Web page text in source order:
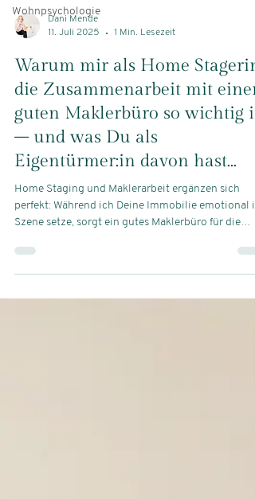
Wohnpsychologie
Dani Mende
11. Juli 2025
1 Min. Lesezeit
Warum mir als Home Stagerin
die Zusammenarbeit mit
guten Maklerbüro so wichtig
– und was Du als
Eigentürmer:in davon hast...
Home Staging und Maklerarbeit ergänzen sich
perfekt: Während ich Deine Immobilie emotional in
Szene setze, sorgt ein gutes Maklerbüro für die
den Verkaufsprozess effizienter, ansprechender –
und erfolgreicher. Du willst Deine Immobilie